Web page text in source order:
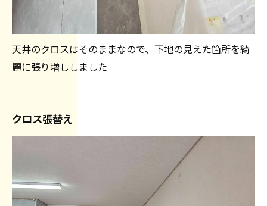
天井のクロスはそのままなので、下地の見えた箇所を綺
麗に張り増ししました
クロス張替え